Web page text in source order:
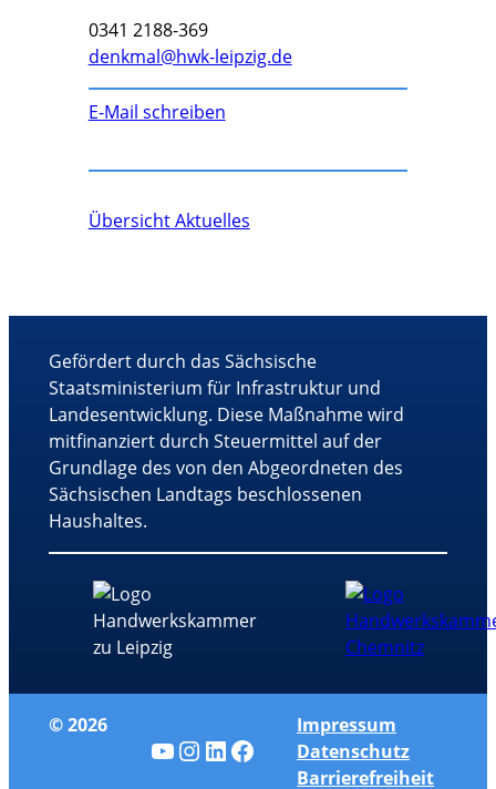
0341 2188-369
denkmal@hwk-leipzig.de
E-Mail schreiben
Übersicht Aktuelles
Gefördert durch das Sächsische
Staatsministerium für Infrastruktur und
Landesentwicklung. Diese Maßnahme wird
mitfinanziert durch Steuermittel auf der
Grundlage des von den Abgeordneten des
Sächsischen Landtags beschlossenen
Haushaltes.
© 2026
YouTube
Instagram
LinkedIn
Facebook
Impressum
Datenschutz
Barrierefreiheit